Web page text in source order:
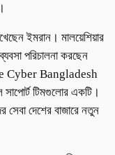
ইমরান। মালয়েশিয়ার
পরিচালনা করছেন
Cyber Bangladesh
সাপোর্ট টিমগুলোর একটি।
সেবা দেশের বাজারে নতুন